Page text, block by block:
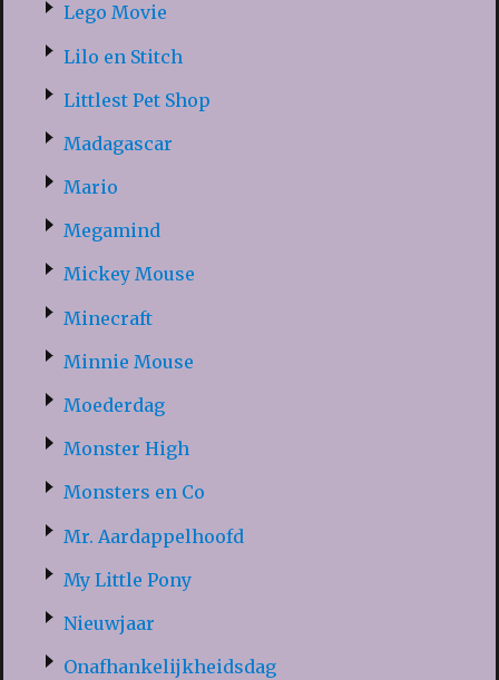
Lego Movie
Lilo en Stitch
Littlest Pet Shop
Madagascar
Mario
Megamind
Mickey Mouse
Minecraft
Minnie Mouse
Moederdag
Monster High
Monsters en Co
Mr. Aardappelhoofd
My Little Pony
Nieuwjaar
Onafhankelijkheidsdag